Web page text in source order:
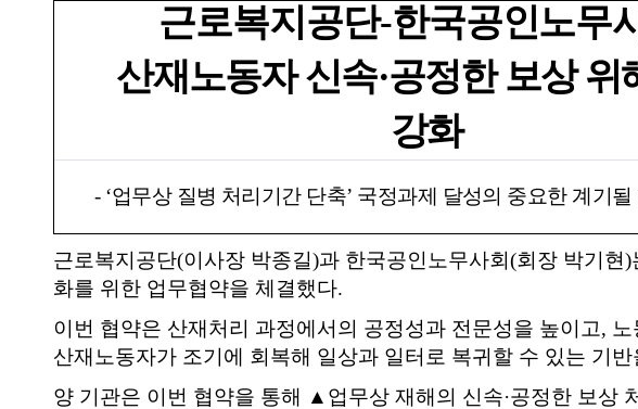
근로복지공단-한국공인노무
산재노동자 신속·공정한 보상 위
강화
- ‘업무상 질병 처리기간 단축’ 국정과제 달성의 중요한 계기될
근로복지공단(이사장 박종길)과 한국공인노무사회 (회장 박기현)
화를 위한 업무협약을 체결했다.
이번 협약은 산재처리 과정에서의 공정성과 전문성을 높이고,
산재노동자가 조기에 회복해 일상과 일터로 복귀할 수 있는 기
양 기관은 이번 협약을 통해
▲ 업무상 재해의 신속·공정한 보상